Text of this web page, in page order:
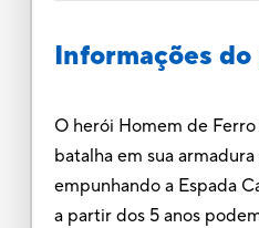
Informações
O herói Homem de
batalha em sua
empunhando a Espada
a partir dos 5 anos